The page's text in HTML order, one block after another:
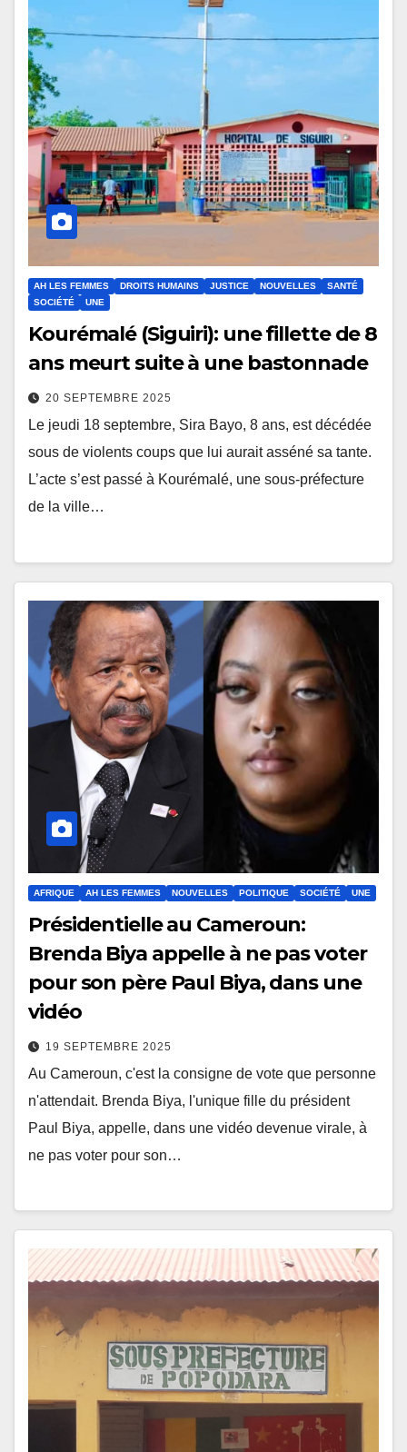
AH LES FEMMES DROITS HUMAINS JUSTICE NOUVELLES
SANTÉ
SOCIÉTÉ
UNE
Kourémalé (Siguiri): une fillette de 8
ans meurt suite à une bastonnade
20 SEPTEMBRE 2025
Le jeudi 18 septembre, Sira Bayo, 8 ans, est décédée
sous de violents coups que lui aurait asséné sa tante.
L’acte s’est passé à Kourémalé, une sous-préfecture
de la ville…
AFRIQUE AH LES FEMMES NOUVELLES POLITIQUE SOCIÉTÉ UNE
Présidentielle au Cameroun:
Brenda Biya appelle à ne pas voter
pour son père Paul Biya, dans une
vidéo
19 SEPTEMBRE 2025
Au Cameroun, c'est la consigne de vote que personne
n'attendait. Brenda Biya, l'unique fille du président
Paul Biya, appelle, dans une vidéo devenue virale, à
ne pas voter pour son…